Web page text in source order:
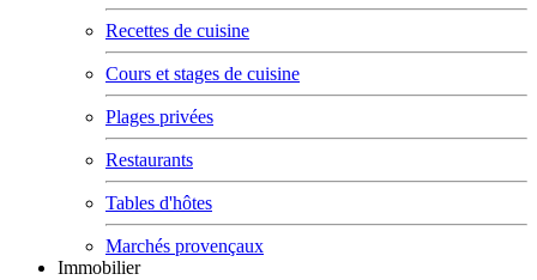
Recettes de cuisine
Cours et stages de cuisine
Plages privées
Restaurants
Tables d'hôtes
Marchés provençaux
Immobilier